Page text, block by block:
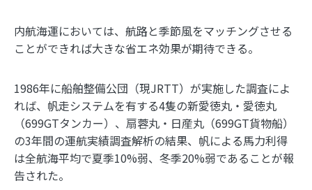
内航海運においては、航路と季節風をマッチングさせる
ことができれば大きな省エネ効果が期待できる。
1986年に船舶整備公団（現JRTT）が実施した調査によ
れば、帆走システムを有する4隻の新愛徳丸・愛徳丸
（699GTタンカー）、扇蓉丸・日産丸（699GT貨物船）
の3年間の運航実績調査解析の結果、帆による馬力利得
は全航海平均で夏季10%弱、冬季20%弱であることが報
告された。